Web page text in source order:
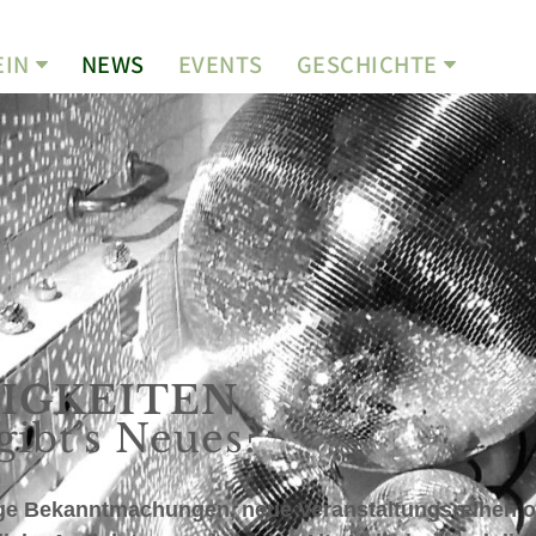
NEWS EVENTS GESCHICHTE
Neues?
Bekanntmachungen, neue Veranstaltungsreihen